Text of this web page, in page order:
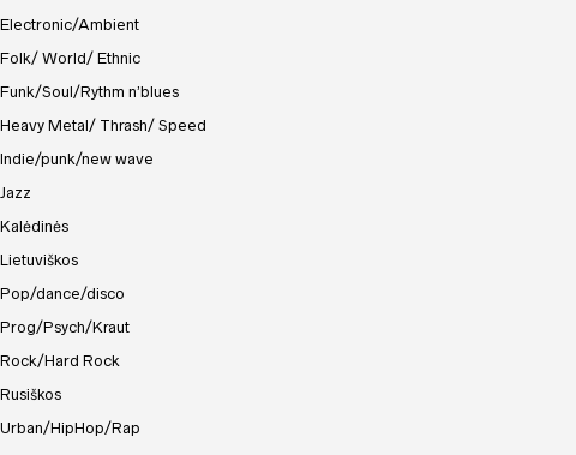
Electronic/Ambient
Folk/ World/ Ethnic
Funk/Soul/Rythm n’blues
Heavy Metal/ Thrash/ Speed
Indie/punk/new wave
Jazz
Kalėdinės
Lietuviškos
Pop/dance/disco
Prog/Psych/Kraut
Rock/Hard Rock
Rusiškos
Urban/HipHop/Rap